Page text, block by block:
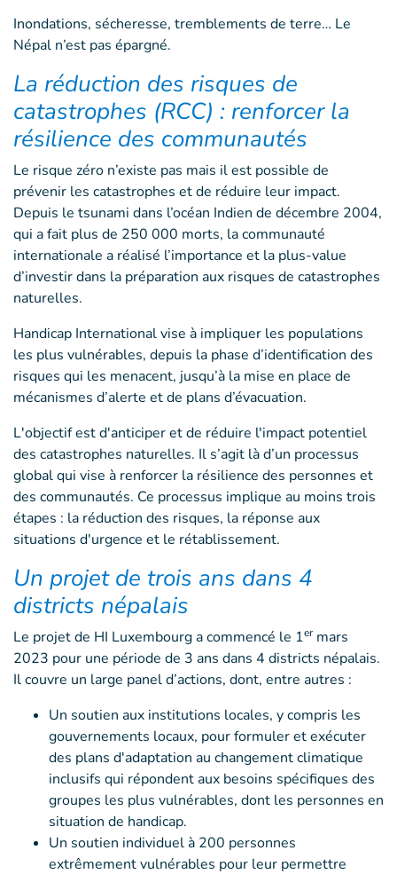
Inondations, sécheresse, tremblements de terre… Le
Népal n’est pas épargné.
La réduction des risques de
catastrophes (RCC) : renforcer la
résilience des communautés
Le risque zéro n’existe pas mais il est possible de
prévenir les catastrophes et de réduire leur impact.
Depuis le tsunami dans l’océan Indien de décembre 2004,
qui a fait plus de 250 000 morts, la communauté
internationale a réalisé l’importance et la plus-value
d’investir dans la préparation aux risques de catastrophes
naturelles.
Handicap International vise à impliquer les populations
les plus vulnérables, depuis la phase d’identification des
risques qui les menacent, jusqu’à la mise en place de
mécanismes d’alerte et de plans d’évacuation.
L'objectif est d'anticiper et de réduire l'impact potentiel
des catastrophes naturelles. Il s’agit là d’un processus
global qui vise à renforcer la résilience des personnes et
des communautés. Ce processus implique au moins trois
étapes : la réduction des risques, la réponse aux
situations d'urgence et le rétablissement.
Un projet de trois ans dans 4
districts népalais
Le projet de HI Luxembourg a commencé le 1ermars
2023 pour une période de 3 ans dans 4 districts népalais.
Il couvre un large panel d’actions, dont, entre autres :
Un soutien aux institutions locales, y compris les
gouvernements locaux, pour formuler et exécuter
des plans d'adaptation au changement climatique
inclusifs qui répondent aux besoins spécifiques des
groupes les plus vulnérables, dont les personnes en
situation de handicap.
Un soutien individuel à 200 personnes
extrêmement vulnérables pour leur permettre